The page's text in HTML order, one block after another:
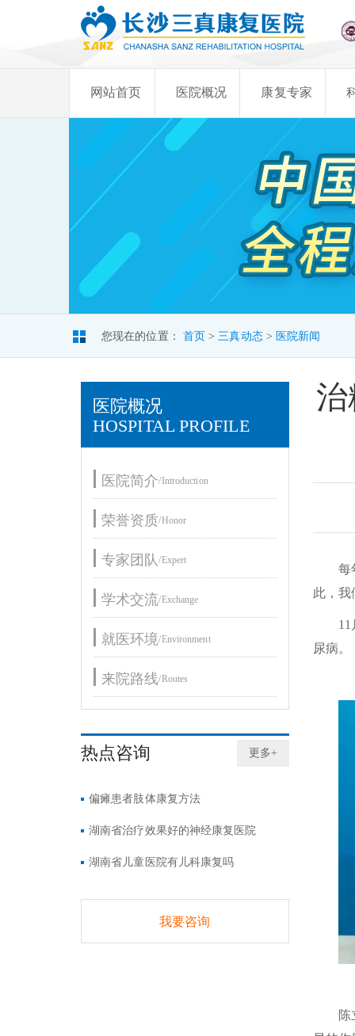
网站首页 医院概况 康复专家
您现在的位置： 首页 >三真动态> 医院新闻
医院概况
HOSPITAL PROFILE
医院简介/Introduction
荣誉资质/Honor
专家团队/Expert
学术交流/Exchange
就医环境/Environment
来院路线/Routes
热点咨询 更多+
偏瘫患者肢体康复方法
湖南省治疗效果好的神经康复医院
湖南省儿童医院有儿科康复吗
我要咨询
每
此，我
11
尿病。
陈